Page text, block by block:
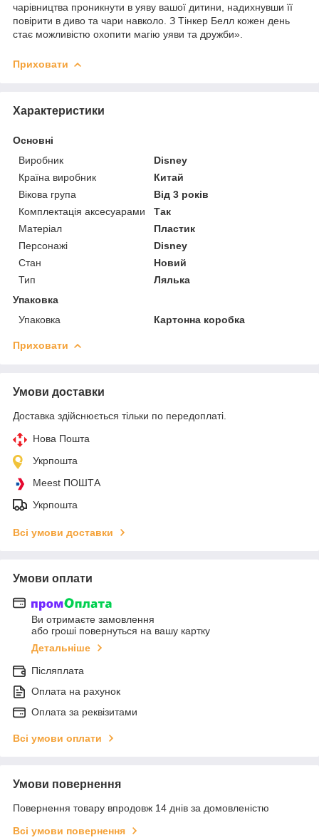
чарівництва проникнути в уяву вашої дитини, надихнувши її
повірити в диво та чари навколо. З Тінкер Белл кожен день
стає можливістю охопити магію уяви та дружби».
Приховати
Характеристики
Основні
Виробник
Disney
Країна виробник
Китай
Вікова група
Від 3 років
Комплектація аксесуарами
Так
Матеріал
Пластик
Персонажі
Disney
Стан
Новий
Тип
Лялька
Упаковка
Упаковка
Картонна коробка
Приховати
Умови доставки
Доставка здійснюється тільки по передоплаті.
Нова Пошта
Укрпошта
Meest ПОШТА
Укрпошта
Всі умови доставки
Умови оплати
Ви отримаєте замовлення
або гроші повернуться на вашу картку
Детальніше
Післяплата
Оплата на рахунок
Оплата за реквізитами
Всі умови оплати
Умови повернення
Повернення товару впродовж 14 днів за домовленістю
Всі умови повернення